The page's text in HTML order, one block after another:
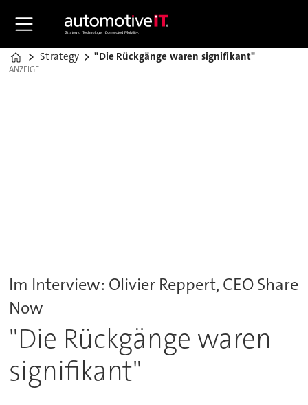
Home
Strategy "Die Rückgänge waren signifikant"
ANZEIGE
ANZEIGE
Im Interview: Olivier Reppert, CEO Share
Now
"Die Rückgänge waren
signifikant"